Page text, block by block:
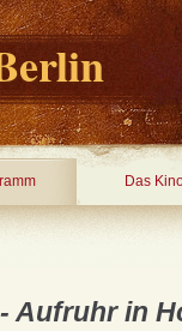
Das
Aufruhr in